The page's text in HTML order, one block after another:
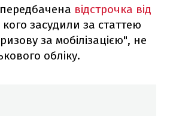
відстрочка від
кого засудили за статтею
за мобілізацією", не
обліку.